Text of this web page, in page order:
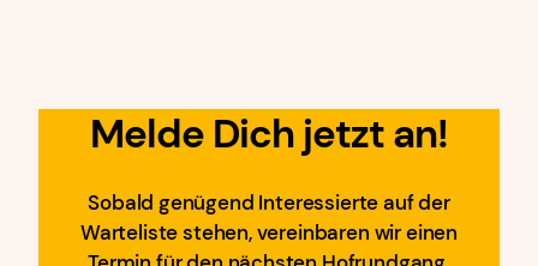
Melde Dich jetzt an!
Sobald genügend Interessierte auf der
Warteliste stehen, vereinbaren wir einen